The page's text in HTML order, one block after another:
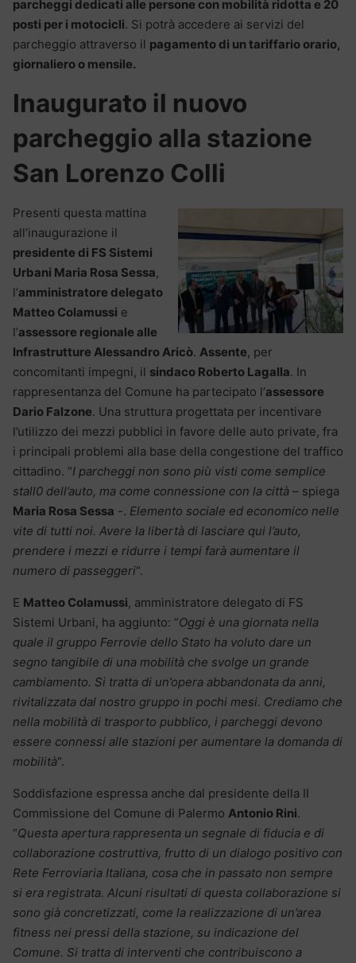
parcheggi dedicati alle persone con mobilità ridotta e 20
posti per i motocicli. Si potrà accedere ai servizi del
parcheggio attraverso il pagamento di un tariffario orario,
giornaliero o mensile.
Inaugurato il nuovo
parcheggio alla stazione
San Lorenzo Colli
Presenti questa mattina
all’inaugurazione il
presidente di FS Sistemi
Urbani Maria Rosa Sessa,
l’amministratore delegato
Matteo Colamussi e
l’assessore regionale alle
Infrastrutture Alessandro Aricò. Assente, per
concomitanti impegni, il sindaco Roberto Lagalla. In
rappresentanza del Comune ha partecipato l’assessore
Dario Falzone. Una struttura progettata per incentivare
l’utilizzo dei mezzi pubblici in favore delle auto private, fra
i principali problemi alla base della congestione del traffico
cittadino. “I parcheggi non sono più visti come semplice
stall0 dell’auto, ma come connessione con la città – spiega
Maria Rosa Sessa -. Elemento sociale ed economico nelle
vite di tutti noi. Avere la libertà di lasciare qui l’auto,
prendere i mezzi e ridurre i tempi farà aumentare il
numero di passeggeri“.
E Matteo Colamussi, amministratore delegato di FS
Sistemi Urbani, ha aggiunto: “Oggi è una giornata nella
quale il gruppo Ferrovie dello Stato ha voluto dare un
segno tangibile di una mobilità che svolge un grande
cambiamento. Si tratta di un’opera abbandonata da anni,
rivitalizzata dal nostro gruppo in pochi mesi. Crediamo che
nella mobilità di trasporto pubblico, i parcheggi devono
essere connessi alle stazioni per aumentare la domanda di
mobilità“.
Soddisfazione espressa anche dal presidente della II
Commissione del Comune di Palermo Antonio Rini.
“Questa apertura rappresenta un segnale di fiducia e di
collaborazione costruttiva, frutto di un dialogo positivo con
Rete Ferroviaria Italiana, cosa che in passato non sempre
si era registrata. Alcuni risultati di questa collaborazione si
sono già concretizzati, come la realizzazione di un’area
fitness nei pressi della stazione, su indicazione del
Comune. Si tratta di interventi che contribuiscono a